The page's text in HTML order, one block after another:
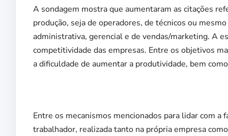
A sondagem mostra que aumentaram as citações
produção, seja de operadores, de técnicos ou
administrativa, gerencial e de vendas/marketing. A
competitividade das empresas. Entre os objetivos
a dificuldade de aumentar a produtividade, bem
Entre os mecanismos mencionados para lidar com a
trabalhador, realizada tanto na própria empresa